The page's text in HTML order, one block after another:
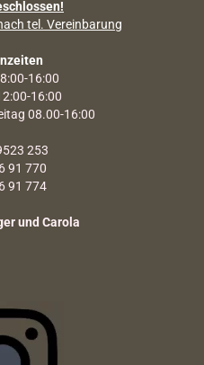
tel. Vereinbarung
16:00
16:00
08.00-16:00
253
91 770
91 774
und Carola